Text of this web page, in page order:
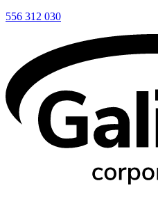
556 312 030